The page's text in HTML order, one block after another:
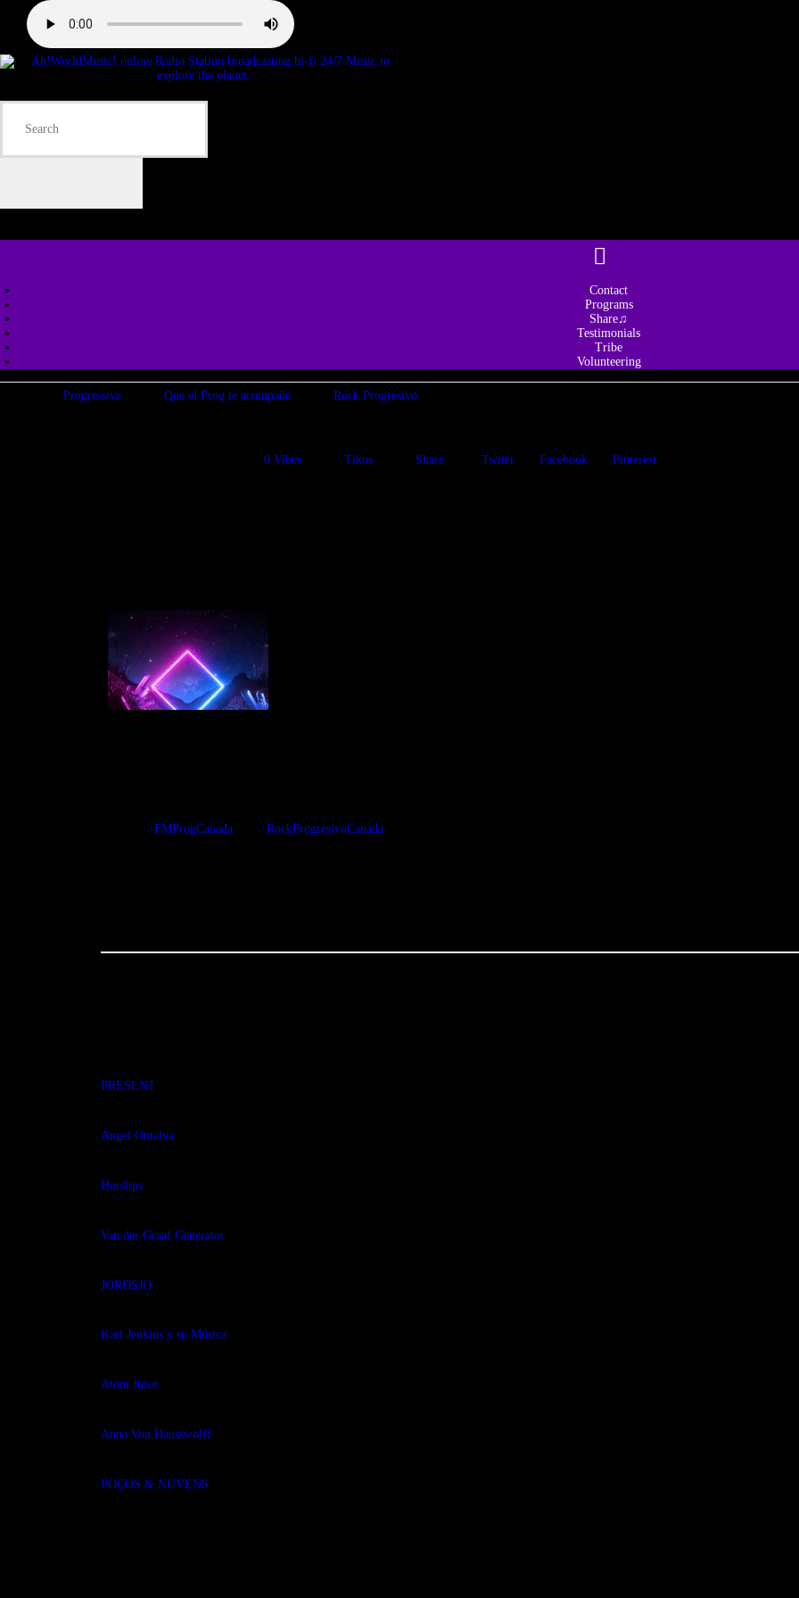
Contact
Programs
Share♫
Testimonials
Tribe
Volunteering
Progressive Que el Prog te acompañe Rock Progresivo
0 Vibes Tikos Share Twiter Facebook Pinterest
FMProgCanada RockProgresivoCanada
PRESENT
Ángel Ontalva
Horslips
Van der Graaf Generator
JORDSJO
Karl Jenkins y su Música
Atom Juice
Anna Von Hausswolff
POÇOS & NUVENS